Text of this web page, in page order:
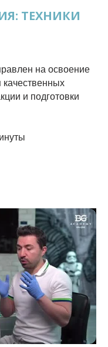
ТЕХНИКИ
на освоение
качественных
и подготовки